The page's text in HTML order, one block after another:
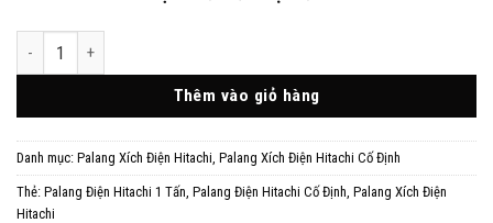
Palang Điện Hitachi 1 Tấn – Loại Xích Cố Định - Model 1S(H) số lượng
Thêm vào giỏ hàng
Danh mục: Palang Xích Điện Hitachi, Palang Xích Điện Hitachi Cố Định
Thẻ: Palang Điện Hitachi 1 Tấn, Palang Điện Hitachi Cố Định, Palang Xích Điện
Hitachi